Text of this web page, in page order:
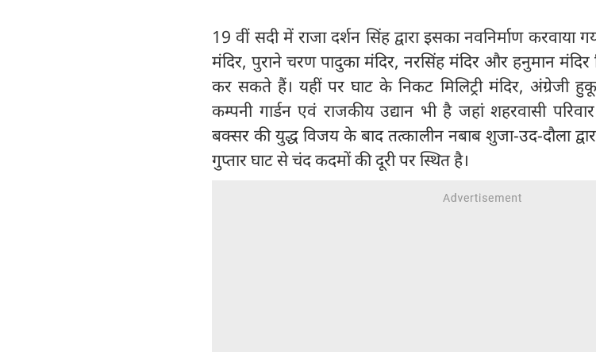
19 वीं सदी में राजा दर्शन सिंह द्वारा इसका नवनिर्माण करवाया
मंदिर, पुराने चरण पादुका मंदिर, नरसिंह मंदिर और हनुमान
कर सकते हैं। यहीं पर घाट के निकट मिलिट्री मंदिर, अंग्रेजी
कम्पनी गार्डन एवं राजकीय उद्यान भी है जहां शहरवासी
बक्सर की युद्ध विजय के बाद तत्कालीन नबाब शुजा-उद-दौला
गुप्तार घाट से चंद कदमों की दूरी पर स्थित है।